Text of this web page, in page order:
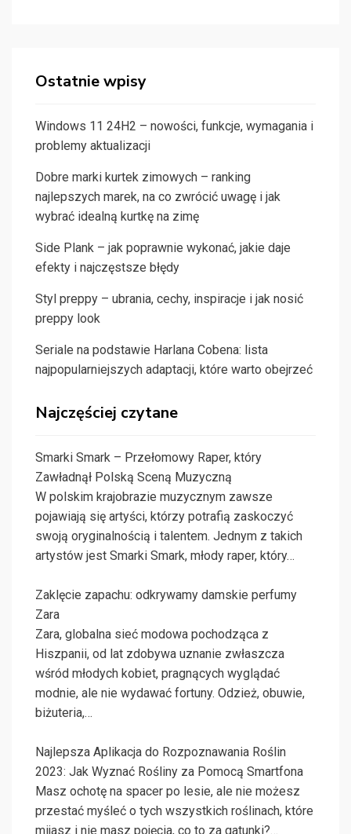
Ostatnie wpisy
Windows 11 24H2 – nowości, funkcje, wymagania i
problemy aktualizacji
Dobre marki kurtek zimowych – ranking
najlepszych marek, na co zwrócić uwagę i jak
wybrać idealną kurtkę na zimę
Side Plank – jak poprawnie wykonać, jakie daje
efekty i najczęstsze błędy
Styl preppy – ubrania, cechy, inspiracje i jak nosić
preppy look
Seriale na podstawie Harlana Cobena: lista
najpopularniejszych adaptacji, które warto obejrzeć
Najczęściej czytane
Smarki Smark – Przełomowy Raper, który
Zawładnął Polską Sceną Muzyczną
W polskim krajobrazie muzycznym zawsze
pojawiają się artyści, którzy potrafią zaskoczyć
swoją oryginalnością i talentem. Jednym z takich
artystów jest Smarki Smark, młody raper, który…
Zaklęcie zapachu: odkrywamy damskie perfumy
Zara
Zara, globalna sieć modowa pochodząca z
Hiszpanii, od lat zdobywa uznanie zwłaszcza
wśród młodych kobiet, pragnących wyglądać
modnie, ale nie wydawać fortuny. Odzież, obuwie,
biżuteria,…
Najlepsza Aplikacja do Rozpoznawania Roślin
2023: Jak Wyznać Rośliny za Pomocą Smartfona
Masz ochotę na spacer po lesie, ale nie możesz
przestać myśleć o tych wszystkich roślinach, które
mijasz i nie masz pojęcia, co to za gatunki?…